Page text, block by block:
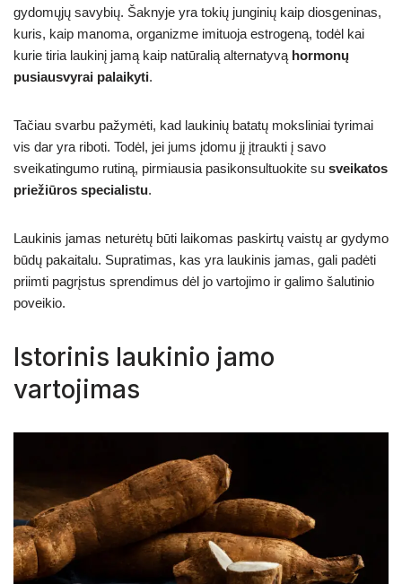
gydomųjų savybių. Šaknyje yra tokių junginių kaip diosgeninas,
kuris, kaip manoma, organizme imituoja estrogeną, todėl kai
kurie tiria laukinį jamą kaip natūralią alternatyvą hormonų
pusiausvyrai palaikyti.
Tačiau svarbu pažymėti, kad laukinių batatų moksliniai tyrimai
vis dar yra riboti. Todėl, jei jums įdomu jį įtraukti į savo
sveikatingumo rutiną, pirmiausia pasikonsultuokite su sveikatos
priežiūros specialistu.
Laukinis jamas neturėtų būti laikomas paskirtų vaistų ar gydymo
būdų pakaitalu. Supratimas, kas yra laukinis jamas, gali padėti
priimti pagrįstus sprendimus dėl jo vartojimo ir galimo šalutinio
poveikio.
Istorinis laukinio jamo
vartojimas